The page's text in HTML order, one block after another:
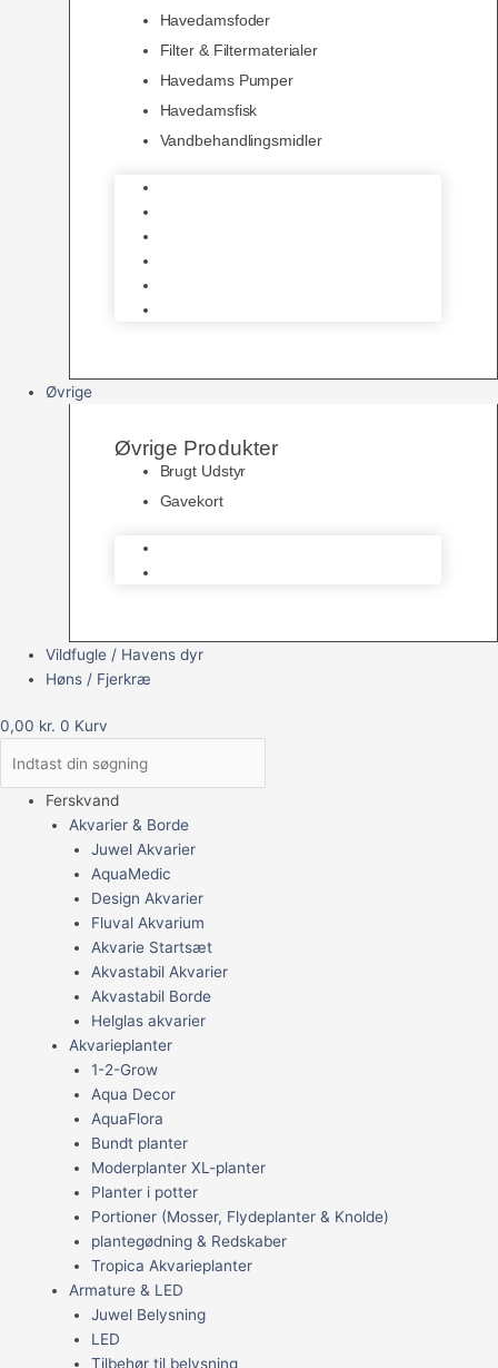
Havedamsfoder
Filter & Filtermaterialer
Havedams Pumper
Havedamsfisk
Vandbehandlingsmidler
Øvrige
Øvrige Produkter
Brugt Udstyr
Gavekort
Vildfugle / Havens dyr
Høns / Fjerkræ
0,00 kr. 0 Kurv
Ferskvand
Akvarier & Borde
Juwel Akvarier
AquaMedic
Design Akvarier
Fluval Akvarium
Akvarie Startsæt
Akvastabil Akvarier
Akvastabil Borde
Helglas akvarier
Akvarieplanter
1-2-Grow
Aqua Decor
AquaFlora
Bundt planter
Moderplanter XL-planter
Planter i potter
Portioner (Mosser, Flydeplanter & Knolde)
plantegødning & Redskaber
Tropica Akvarieplanter
Armature & LED
Juwel Belysning
LED
Tilbehør til belysning